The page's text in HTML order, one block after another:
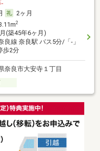
-
2ヶ月
2
(築45年6ヶ月)
良線 奈良駅 バス5分/「-」
歩2分
奈良市大安寺１丁目